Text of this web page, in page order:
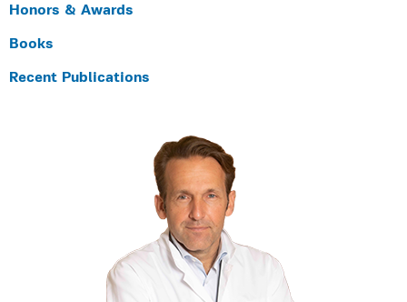
Honors & Awards
Books
Recent Publications